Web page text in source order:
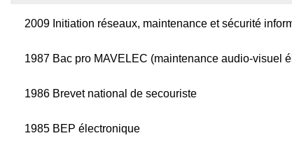
2009 Initiation réseaux, maintenance et sécurité
1987 Bac pro MAVELEC (maintenance audio-visuel
1986 Brevet national de secouriste
1985 BEP électronique